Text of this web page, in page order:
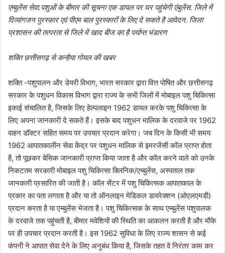
एम्बुलेंस सेवा.पशुओं के बीमार की सूचना एक डायल पर घर पहुंचेगी एंबुलेंस. जिले में
दिव्यांगजन पुरस्कार एवं पीएम बाल पुरस्कारों के लिए दे सकते है आवेदन. जिला
प्रशासन की तत्परता से जिले में खाद बीज का है पर्याप्त भंडारण
शक्ति छत्तीसगढ़ से कन्हैया गोयल की खबर
शक्ति -पशुपालन और डेयरी विभाग, भारत सरकार द्वारा वित्त पोषित और छत्तीसगढ़
सरकार के पशुधन विकास विभाग द्वारा राज्य के सभी जिलों में मोबाइल पशु चिकित्सा
इकाई संचालित है, जिसके लिए हेल्पलाइन 1962 डायल करके पशु चिकित्सा के
लिए अपना जानकारी दे सकते हैं। इसके बाद पशुधन मालिक के दरवाजे पर 1962
वाहन डॉक्टर सहित समय पर उपचार प्रदान करेगा। जब दिन के किसी भी समय
1962 आपातकालीन सेवा केंद्र पर पशुधन मालिक से इमरजेंसी कॉल प्राप्त होता
है, तो पूछकर बेसिक जानकारी प्राप्त किया जाता है और कॉल करने वाले को उनके
निकटतम सरकारी मोबाइल पशु चिकित्सा क्लिनिक/एम्बुलेंस, अस्पताल तक
जानकारी प्रसारित की जाती है। कॉल सेंटर में पशु चिकित्सक आपातकाल के
प्रकार का पता लगाता है और या तो ऑनलाइन मेडिकल डायरेक्शन (ओएलएमडी)
प्रदान करता है या एम्बुलेंस भेजता है। पशु चिकित्सक के साथ एम्बुलेंस पशुपालक
के दरवाजे तक पहुंचती है, बीमार मवेशियों की स्थिति का आकलन करती है और मौके
पर ही उपचार प्रदान करती है। इस 1962 सुविधा के लिए राज्य शासन से कई
कंपनी ने आपात सेवा देने के लिए अनुबंध किया है, जिसके तहत वे निरंतर काम कर